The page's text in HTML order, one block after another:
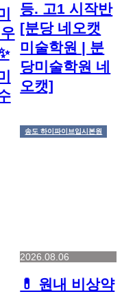
등. 고1 시작반
[분당 네오캣
미술학원 | 분
당미술학원 네
오캣]
송도 하이파이브입시본원
2026.08.06
💊 원내 비상약